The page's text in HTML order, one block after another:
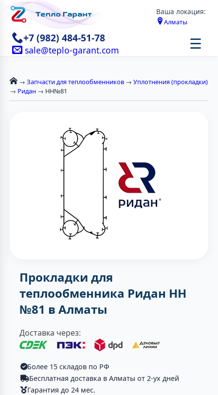
Ваша локация:
Алматы
+7 (982) 484-51-78
sale@teplo-garant.com ☰
→ Запчасти для теплообменников → Уплотнения (прокладки)
→ Ридан → НН№81
Прокладки для
теплообменника Ридан НН
№81 в Алматы
Доставка через:
Более 15 складов по РФ
Бесплатная доставка в Алматы от 2-ух дней
Гарантия до 24 мес.